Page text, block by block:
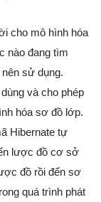
cho mô hình hóa
nào đang tìm
sử dụng.
và cho phép
hóa sơ đồ lớp.
Hibernate tự
lược đồ cơ sở
đồ rồi đến sơ
quá trình phát